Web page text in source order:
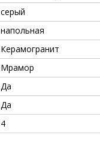
серый
напольная
Керамогранит
Мрамор
Да
Да
4